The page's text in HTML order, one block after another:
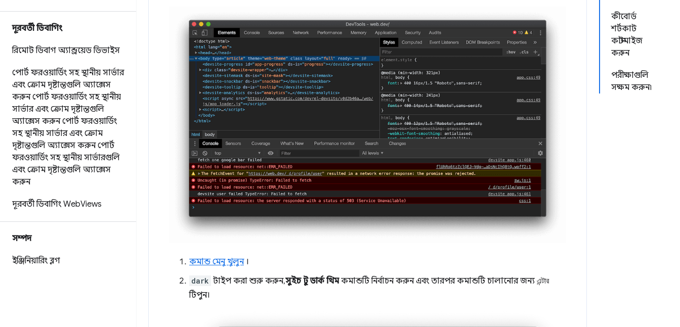
দূরবর্তী ডিবাগিং
রিমোট ডিবাগ অ্যান্ড্রয়েড ডিভাইস
পোর্ট ফরওয়ার্ডিং সহ স্থানীয় সার্ভার
এবং ক্রোম দৃষ্টান্তগুলি অ্যাক্সেস
করুনপোর্ট ফরওয়ার্ডিং সহ স্থানীয়
সার্ভার এবং ক্রোম দৃষ্টান্তগুলি
অ্যাক্সেস করুনপোর্ট ফরওয়ার্ডিং
সহ স্থানীয় সার্ভার এবং ক্রোম
দৃষ্টান্তগুলি অ্যাক্সেস করুনপোর্ট
ফরওয়ার্ডিং সহ স্থানীয় সার্ভারগুলি
এবং ক্রোম দৃষ্টান্তগুলি অ্যাক্সেস
করুন
দূরবর্তী ডিবাগিং WebViews
সম্পদ
ইঞ্জিনিয়ারিং ব্লগ
কীবোর্ড
শর্টকাট
কাস্টমাইজ
করুন
পরীক্ষাগুলি
সক্ষম করুন৷
কমান্ড মেনু খুলুন।
dark টাইপ করা শুরু করুন,সুইচ টু ডার্ক থিমকমান্ডটি নির্বাচন করুন এবং তারপর কমান্ডটি চালানোর জন্য এন্টার
টিপুন।